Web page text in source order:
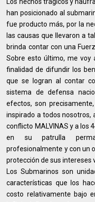
han posicionado al
fue producto más, por la
las causas que llevaron a
brinda contar con una
Sobre esto último, me voy
finalidad de difundir los
que se logran al contar
sistema de defensa
efectos, son
inspirado a todos nosotros,
conflicto MALVINAS y a los
en su patrulla
profesionalmente y con un
protección de sus intereses
Los Submarinos son
características que los
costo relativamente bajo